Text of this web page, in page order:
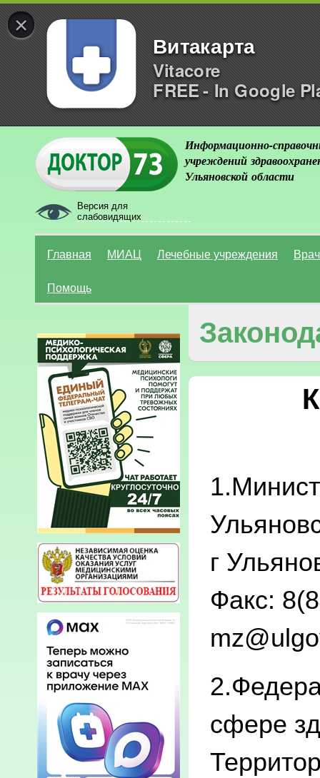
×
Витакарта
Vitacore
FREE - In Google
Версия для
слабовидящих
Информационно-
учреждений
Ульяновской области
Главная МИАЦ Лечебные учреждения
Помощь
г
Факс:
сфере